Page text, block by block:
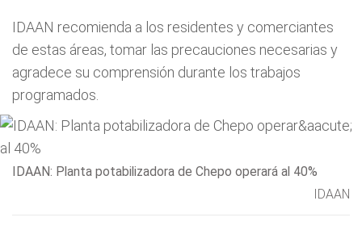
IDAAN recomienda a los residentes y comerciantes
de estas áreas, tomar las precauciones necesarias y
agradece su comprensión durante los trabajos
programados.
IDAAN: Planta potabilizadora de Chepo operará al 40%
IDAAN